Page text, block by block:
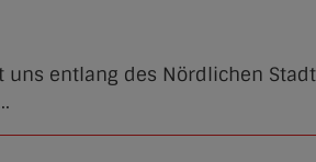
uns entlang des Nördlichen